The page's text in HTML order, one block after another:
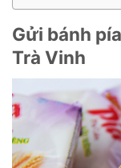
Gửi bánh
Trà Vinh